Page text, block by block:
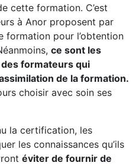
cette formation. C’est
à Anor proposent par
formation pour l’obtention
ce sont les
formateurs qui
de la formation.
choisir avec soin ses
la certification, les
les connaissances qu’ils
éviter de fournir de